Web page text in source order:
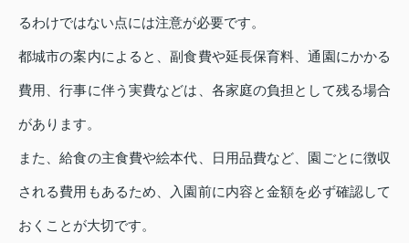
るわけではない点には注意が必要です。
都城市の案内によると、副食費や延長保育料、通園にかかる
費用、行事に伴う実費などは、各家庭の負担として残る場合
があります。
また、給食の主食費や絵本代、日用品費など、園ごとに徴収
される費用もあるため、入園前に内容と金額を必ず確認して
おくことが大切です。